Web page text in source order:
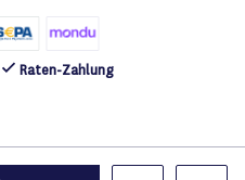
Raten-Zahlung
UNS